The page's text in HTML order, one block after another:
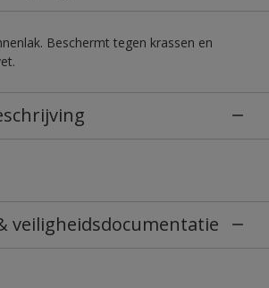
Beschermt tegen krassen en
veiligheidsdocumentatie